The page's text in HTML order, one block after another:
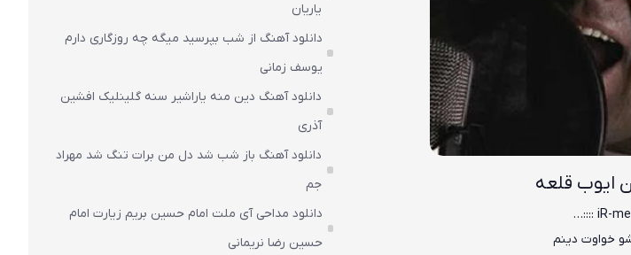
ایوب قلعه
خواوت دینم
یاریان
دانلود آهنگ از شب بپرسید میگه چه روزگاری دارم
یوسف زمانی
دانلود آهنگ دین منه یاراشیر سنه گلینلیک افشین
آذری
دانلود آهنگ باز شب شد دل من برات تنگ شد مهراد
جم
دانلود مداحی آی ملت امام حسین بریم زیارت امام
حسین رضا نریمانی